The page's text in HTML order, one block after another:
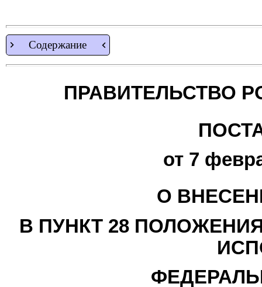
Содержание
ПРАВИТЕЛЬСТВО
от 7
О
В ПУНКТ 28